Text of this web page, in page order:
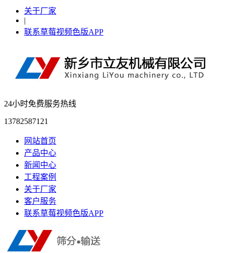
关于厂家
|
联系草莓视频色版APP
24小时免费服务热线
13782587121
网站首页
产品中心
新闻中心
工程案例
关于厂家
客户服务
联系草莓视频色版APP